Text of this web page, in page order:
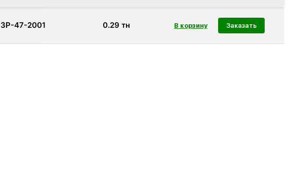
47-2001 0.29 тн Заказать